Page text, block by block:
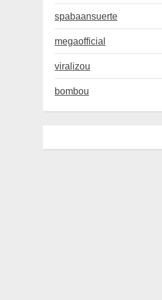
spabaansuerte
megaofficial
viralizou
bombou